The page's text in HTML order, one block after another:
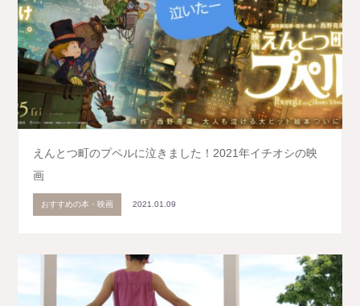
えんとつ町のプペルに泣きました！2021年イチオシの映
画
おすすめの本・映画 2021.01.09